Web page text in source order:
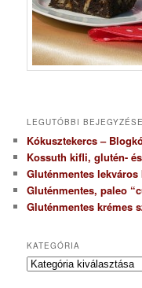
LEGUTÓBBI
Kókusztekercs –
Kossuth kifli, glutén-
Gluténmentes
Gluténmentes, paleo
Gluténmentes krémes
KATEGÓRIA
K